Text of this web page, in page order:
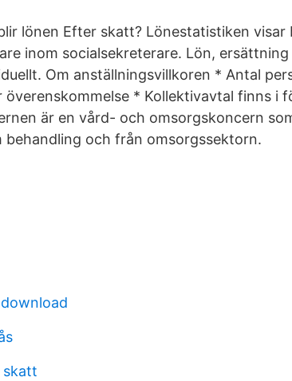
lönen Efter skatt? Lönestatistiken
inom socialsekreterare. Lön,
Om anställningsvillkoren * Antal
överenskommelse * Kollektivavtal finns i
är en vård- och omsorgskoncern
behandling och från omsorgssektorn.
skatt